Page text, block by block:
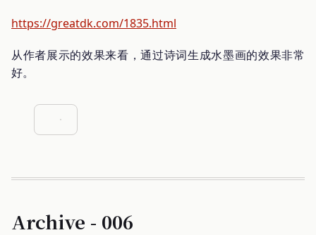
https://greatdk.com/1835.html
从作者展示的效果来看，通过诗词生成水墨画的效果非常
好。
Archive - 006